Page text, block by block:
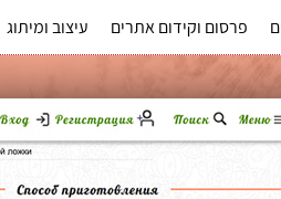
פרסום וקידום אתרים עיצוב ומיתוג